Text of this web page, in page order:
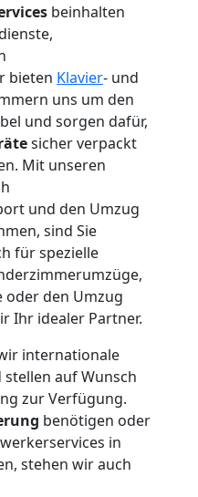
beinhalten
bieten Klavier- und
uns um den
und sorgen dafür,
sicher verpackt
Mit unseren
und den Umzug
sind Sie
für spezielle
oder den Umzug
Ihr idealer Partner.
internationale
auf Wunsch
zur Verfügung.
benötigen oder
in
stehen wir auch